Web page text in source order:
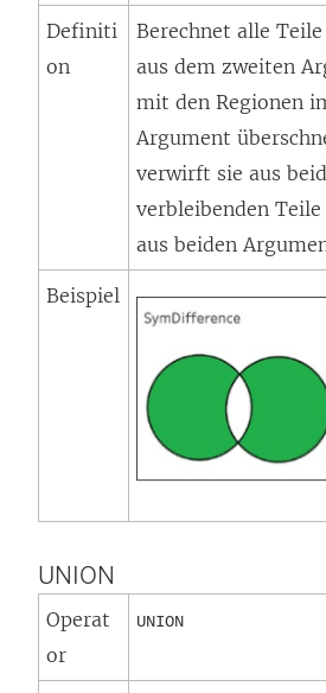
Definiti
on
Berechnet alle
aus dem zweiten
mit den Regionen
Argument
verwirft sie aus
verbleibenden
aus beiden
Beispiel
UNION
Operat
or
UNION